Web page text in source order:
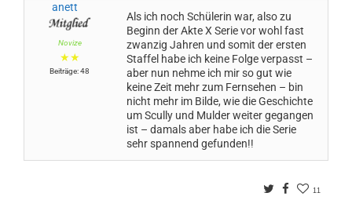
anett
Novize
★★
Beiträge: 48
Als ich noch Schülerin war, also zu
Beginn der Akte X Serie vor wohl fast
zwanzig Jahren und somit der ersten
Staffel habe ich keine Folge verpasst –
aber nun nehme ich mir so gut wie
keine Zeit mehr zum Fernsehen – bin
nicht mehr im Bilde, wie die Geschichte
um Scully und Mulder weiter gegangen
ist – damals aber habe ich die Serie
sehr spannend gefunden!!
TwitterFacebook
11